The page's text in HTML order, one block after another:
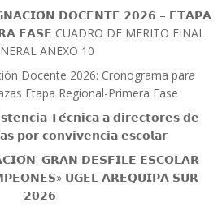
𝗗𝗢𝗖𝗘𝗡𝗧𝗘 𝟮𝟬𝟮𝟲 – 𝗘𝗧𝗔𝗣𝗔
CUADRO DE MERITO FINAL
ANEXO 10
Docente 2026: Cronograma para
Etapa Regional-Primera Fase
𝗧𝗲́𝗰𝗻𝗶𝗰𝗮 𝗮 𝗱𝗶𝗿𝗲𝗰𝘁𝗼𝗿𝗲𝘀 𝗱𝗲
𝗽𝗼𝗿 𝗰𝗼𝗻𝘃𝗶𝘃𝗲𝗻𝗰𝗶𝗮 𝗲𝘀𝗰𝗼𝗹𝗮𝗿
𝗚𝗥𝗔𝗡 𝗗𝗘𝗦𝗙𝗜𝗟𝗘 𝗘𝗦𝗖𝗢𝗟𝗔𝗥
𝗨𝗚𝗘𝗟 𝗔𝗥𝗘𝗤𝗨𝗜𝗣𝗔 𝗦𝗨𝗥
𝟮𝟬𝟮𝟲